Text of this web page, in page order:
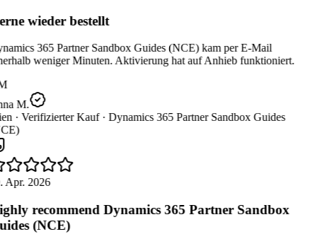
wieder bestellt
365 Partner Sandbox Guides (NCE) kam per E-Mail
weniger Minuten. Aktivierung hat auf Anhieb funktioniert.
M.
· Verifizierter Kauf · Dynamics 365 Partner Sandbox Guides
Apr. 2026
recommend Dynamics 365 Partner Sandbox
(NCE)